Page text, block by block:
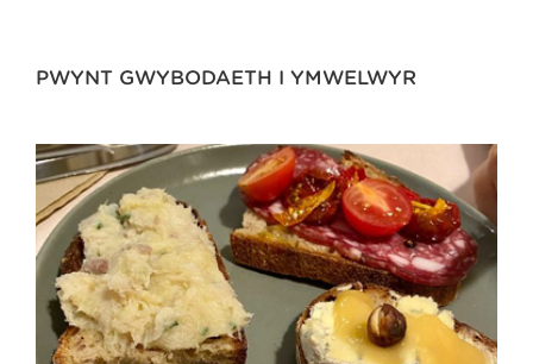
PWYNT GWYBODAETH I YMWELWYR